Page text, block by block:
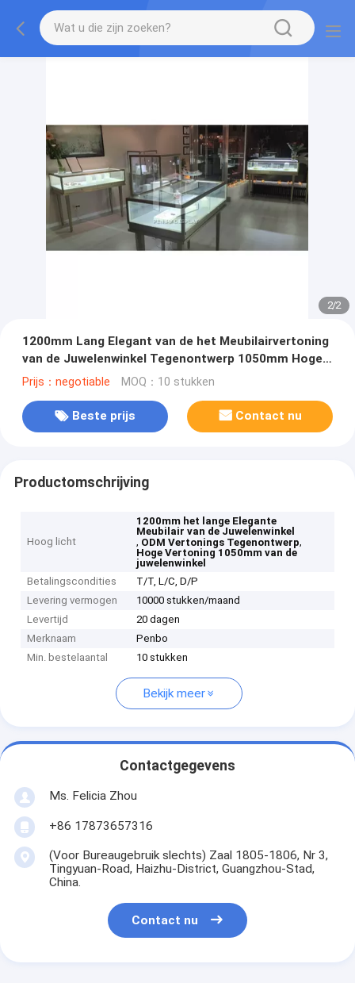
2/2
1200mm Lang Elegant van de het Meubilairvertoning
van de Juwelenwinkel Tegenontwerp 1050mm Hoge
ODM
Prijs：negotiable MOQ：10 stukken
Beste prijs Contact nu
Productomschrijving
Hoog licht
1200mm het lange Elegante
Meubilair van de Juwelenwinkel
, ODM Vertonings Tegenontwerp,
Hoge Vertoning 1050mm van de
juwelenwinkel
Betalingscondities
T/T, L/C, D/P
Levering vermogen
10000 stukken/maand
Levertijd
20 dagen
Merknaam
Penbo
Min. bestelaantal
10 stukken
Bekijk meer
Contactgegevens
Ms. Felicia Zhou
+86 17873657316
(Voor Bureaugebruik slechts) Zaal 1805-1806, Nr 3,
Tingyuan-Road, Haizhu-District, Guangzhou-Stad,
China.
Contact nu